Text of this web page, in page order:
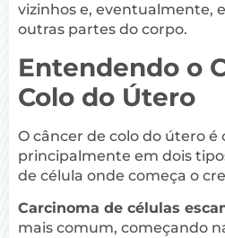
vizinhos e, eventualmente,
outras partes do corpo.
Entendendo o
Colo do Útero
O câncer de colo do útero é
principalmente em dois
de célula onde começa o
Carcinoma de células
mais comum, começando